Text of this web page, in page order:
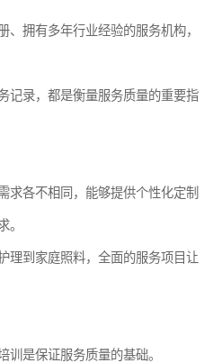
拥有多年行业经验的服务机构，
记录，都是衡量服务质量的重要指
求各不相同，能够提供个性化定制
。
理到家庭照料，全面的服务项目让
训是保证服务质量的基础。